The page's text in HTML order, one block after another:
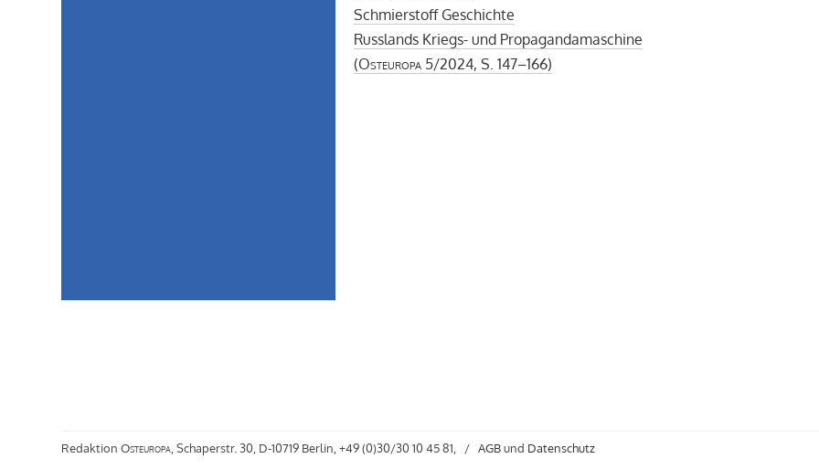
Schmierstoff Geschichte
Russlands Kriegs- und Propagandamaschine
(Osteuropa 5/2024, S. 147–166)
RedaktionOsteuropa , Schaperstr. 30, D-10719 Berlin, +49 (0)30/30 10 45 81, /AGBund Datenschutz